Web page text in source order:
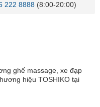
222 8888 (8:00-20:00)
ghế massage, xe đạp
hiệu TOSHIKO tại